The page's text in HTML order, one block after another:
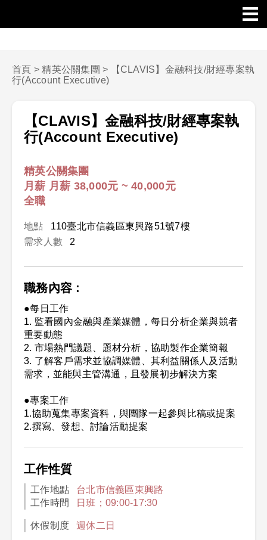
首頁 >精英公關集團 >
【CLAVIS】金融科技/財經專案執
行(Account Executive)
【CLAVIS】金融科技/財經專案執
行(Account Executive)
精英公關集團
月薪 月薪 38,000元 ~ 40,000元
全職
地點
110臺北市信義區東興路51號7樓
需求人數
2
職務內容 :
●每日工作
1. 監看國內金融與產業媒體，每日分析企業與競者
重要動態
2. 市場熱門議題、題材分析，協助製作企業簡報
3. 了解客戶需求並協調媒體、其利益關係人及活動
需求，並能與主管溝通，且發展初步解決方案
●專案工作
1.協助蒐集專案資料，與團隊一起參與比稿或提案
2.撰寫、發想、討論活動提案
工作性質
工作地點
台北市信義區東興路
工作時間
日班；09:00-17:30
休假制度 週休二日